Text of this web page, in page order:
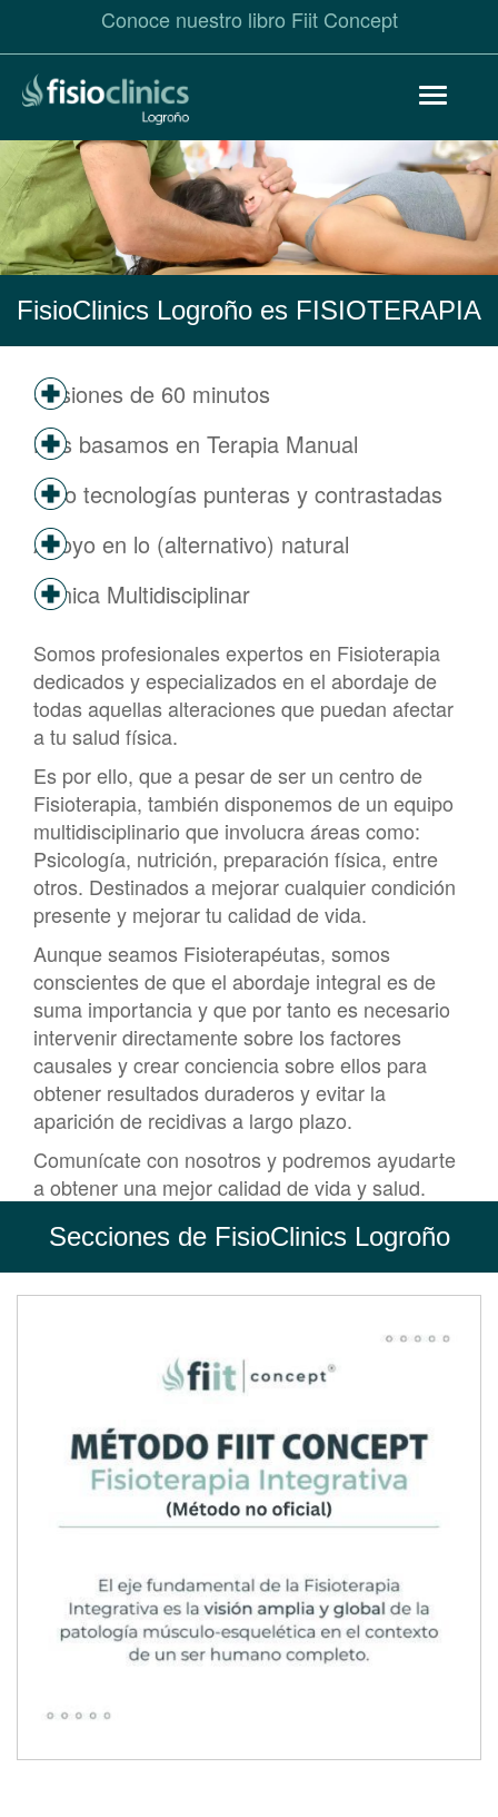
Pasar
contenido
principal
Conoce nuestro libro Fiit Concept
Toggle
FisioClinics Logroño es FISIOTERAPIA
Sesiones de 60 minutos
Nos basamos en Terapia Manual
Solo tecnologías punteras y contrastadas
Apoyo en lo (alternativo) natural
Clínica Multidisciplinar
Somos profesionales expertos en Fisioterapia
dedicados y especializados en el abordaje de
todas aquellas alteraciones que puedan afectar
a tu salud física.
Es por ello, que a pesar de ser un centro de
Fisioterapia, también disponemos de un equipo
multidisciplinario que involucra áreas como:
Psicología, nutrición, preparación física, entre
otros. Destinados a mejorar cualquier condición
presente y mejorar tu calidad de vida.
Aunque seamos Fisioterapéutas, somos
conscientes de que el abordaje integral es de
suma importancia y que por tanto es necesario
intervenir directamente sobre los factores
causales y crear conciencia sobre ellos para
obtener resultados duraderos y evitar la
aparición de recidivas a largo plazo.
Comunícate con nosotros y podremos ayudarte
a obtener una mejor calidad de vida y salud.
Secciones de FisioClinics Logroño